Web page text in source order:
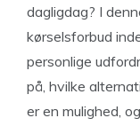
dagligdag? I
kørselsforbud
personlige
på, hvilke
er en mulighed,